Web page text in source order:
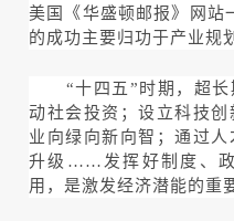
美国《华盛顿邮报》网站
的成功主要归功于产业规
“十四五”时期，超
动社会投资；设立科技
业向绿向新向智；通过
升级……发挥好制度、
用，是激发经济潜能的重